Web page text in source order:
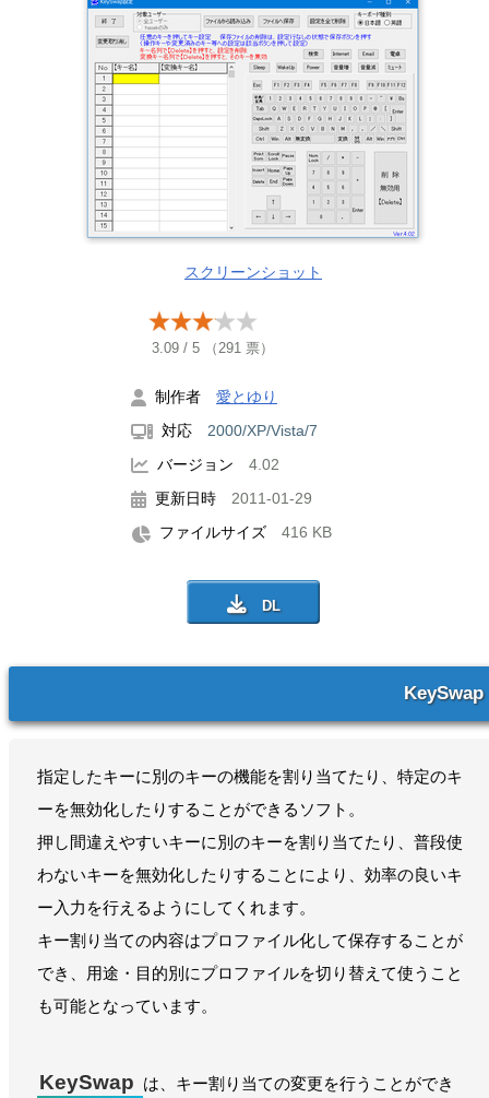
スクリーンショット
3.09 / 5 （ 291 票）
制作者 愛とゆり
対応 2000/XP/Vista/7
バージョン 4.02
更新日時 2011-01-29
ファイルサイズ 416 KB
KeySwap
指定したキーに別のキーの機能を割り当てたり、特定のキ
ーを無効化したりすることができるソフト。
押し間違えやすいキーに別のキーを割り当てたり、普段使
わないキーを無効化したりすることにより、効率の良いキ
ー入力を行えるようにしてくれます。
キー割り当ての内容はプロファイル化して保存することが
でき、用途・目的別にプロファイルを切り替えて使うこと
も可能となっています。
KeySwap は、キー割り当ての変更を行うことができ